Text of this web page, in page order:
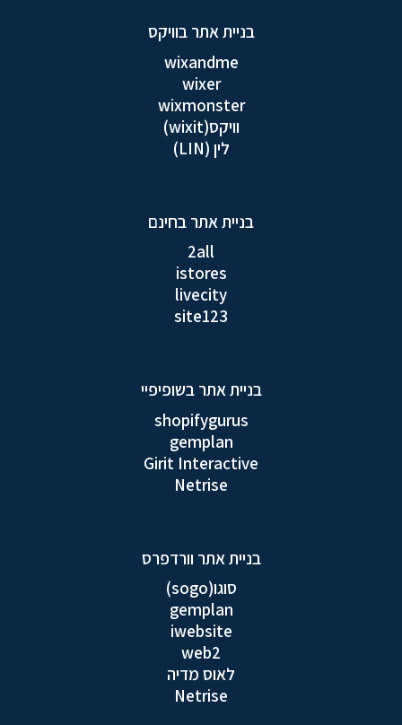
בניית אתר בוויקס
wixandme
wixer
wixmonster
וויקס(wixit)
לין (LIN)
בניית אתר בחינם
2all
istores
livecity
site123
בניית אתר בשופיפיי
shopifygurus
gemplan
Girit Interactive
Netrise
בניית אתר וורדפרס
סוגו(sogo)
gemplan
iwebsite
web2
לאוס מדיה
Netrise